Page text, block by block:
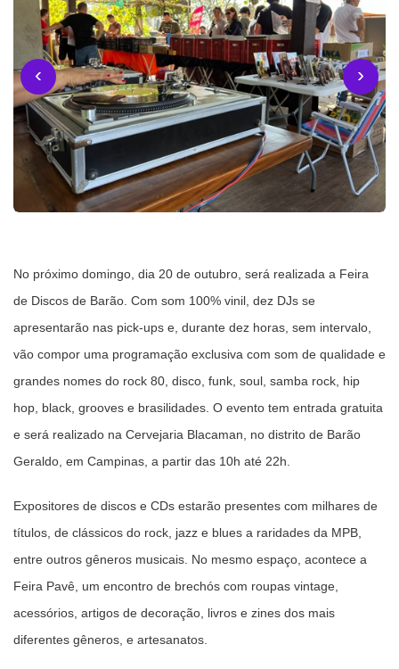
‹ ›
No próximo domingo, dia 20 de outubro, será realizada a Feira
de Discos de Barão. Com som 100% vinil, dez DJs se
apresentarão nas pick-ups e, durante dez horas, sem intervalo,
vão compor uma programação exclusiva com som de qualidade e
grandes nomes do rock 80, disco, funk, soul, samba rock, hip
hop, black, grooves e brasilidades. O evento tem entrada gratuita
e será realizado na Cervejaria Blacaman, no distrito de Barão
Geraldo, em Campinas, a partir das 10h até 22h.
Expositores de discos e CDs estarão presentes com milhares de
títulos, de clássicos do rock, jazz e blues a raridades da MPB,
entre outros gêneros musicais. No mesmo espaço, acontece a
Feira Pavê, um encontro de brechós com roupas vintage,
acessórios, artigos de decoração, livros e zines dos mais
diferentes gêneros, e artesanatos.